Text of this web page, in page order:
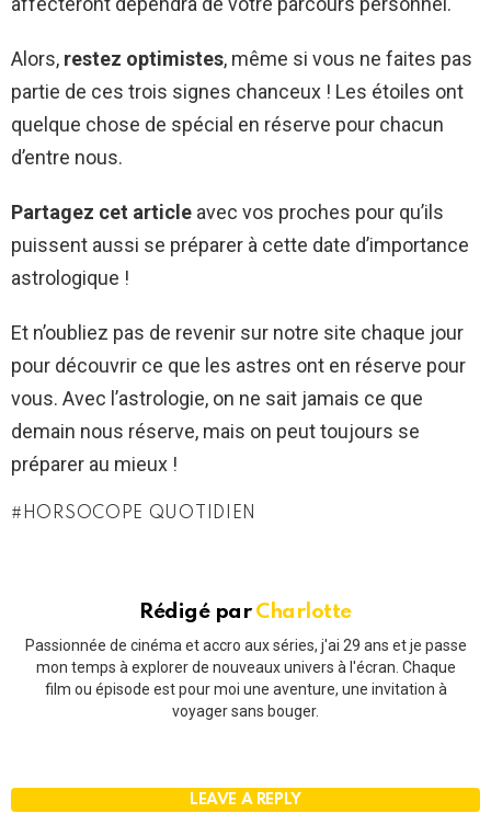
Alors, restez optimistes, même si vous ne faites pas
partie de ces trois signes chanceux ! Les étoiles ont
quelque chose de spécial en réserve pour chacun
d’entre nous.
Partagez cet article avec vos proches pour qu’ils
puissent aussi se préparer à cette date d’importance
astrologique !
Et n’oubliez pas de revenir sur notre site chaque jour
pour découvrir ce que les astres ont en réserve pour
vous. Avec l’astrologie, on ne sait jamais ce que
demain nous réserve, mais on peut toujours se
préparer au mieux !
HORSOCOPE QUOTIDIEN
Rédigé par Charlotte
Passionnée de cinéma et accro aux séries, j'ai 29 ans et je passe
mon temps à explorer de nouveaux univers à l'écran. Chaque
film ou épisode est pour moi une aventure, une invitation à
voyager sans bouger.
LEAVE A REPLY